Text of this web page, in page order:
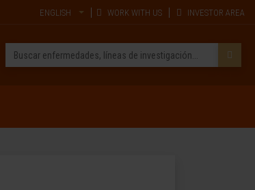
ENGLISH WORK WITH US INVESTOR AREA